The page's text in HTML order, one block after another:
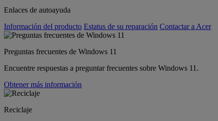
Enlaces de autoayuda
Información del producto Estatus de su reparación Contactar a Acer
Preguntas frecuentes de Windows 11
Encuentre respuestas a preguntar frecuentes sobre Windows 11.
Obtener más información
Reciclaje